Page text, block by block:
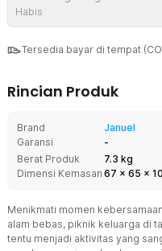
Habis
Tersedia bayar di tempat
Rincian Produk
Brand
Januel
Garansi
-
Berat Produk
7.3 kg
Dimensi Kemasan 67 x 65 x 10
Menikmati momen
alam bebas, piknik keluarga di
tentu menjadi aktivitas yang